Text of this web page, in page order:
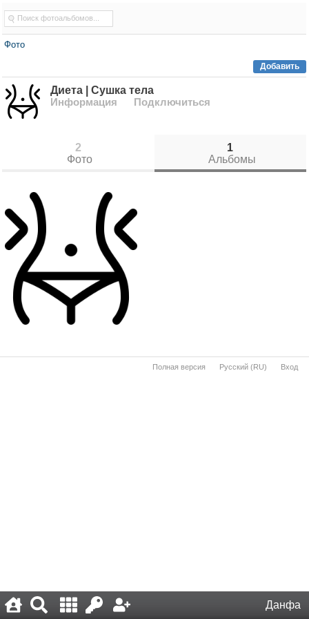
Данфа
Фото
Добавить
Диета | Сушка тела
Информация
Подключиться
2
Фото
1
Альбомы
Полная версия Русский (RU) Вход